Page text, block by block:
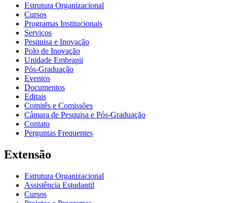
Estrutura Organizacional
Cursos
Programas Institucionais
Serviços
Pesquisa e Inovação
Polo de Inovação
Unidade Embrapii
Pós-Graduação
Eventos
Documentos
Editais
Comitês e Comissões
Câmara de Pesquisa e Pós-Graduação
Contato
Perguntas Frequentes
Extensão
Estrutura Organizacional
Assistência Estudantil
Cursos